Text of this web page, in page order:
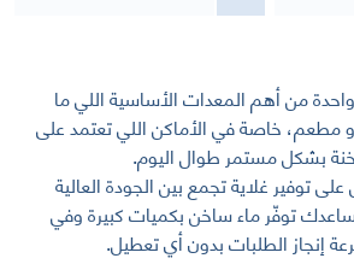
واحدة من أهم المعدات الأساسية اللي ما
مطعم، خاصة في الأماكن اللي تعتمد على
بشكل مستمر طوال اليوم.
توفير غلاية تجمع بين الجودة العالية
توفّر ماء ساخن بكميات كبيرة وفي
إنجاز الطلبات بدون أي تعطيل.